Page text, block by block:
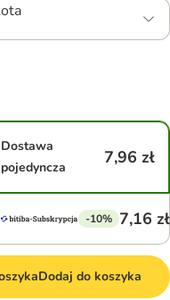
Dostawa
pojedyncza
7,96 zł
-10% 7,16 zł
Dodaj do koszyka